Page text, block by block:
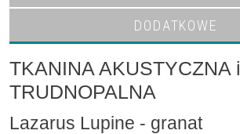
DODATKOWE
TKANINA AKUSTYCZNA i
TRUDNOPALNA
Lazarus Lupine - granat